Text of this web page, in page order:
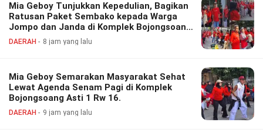
Mia Geboy Tunjukkan Kepedulian, Bagikan
Ratusan Paket Sembako kepada Warga
Jompo dan Janda di Komplek Bojongsoang
Asri 1
DAERAH 8 jam yang lalu
Mia Geboy Semarakan Masyarakat Sehat
Lewat Agenda Senam Pagi di Komplek
Bojongsoang Asti 1 Rw 16.
DAERAH 9 jam yang lalu